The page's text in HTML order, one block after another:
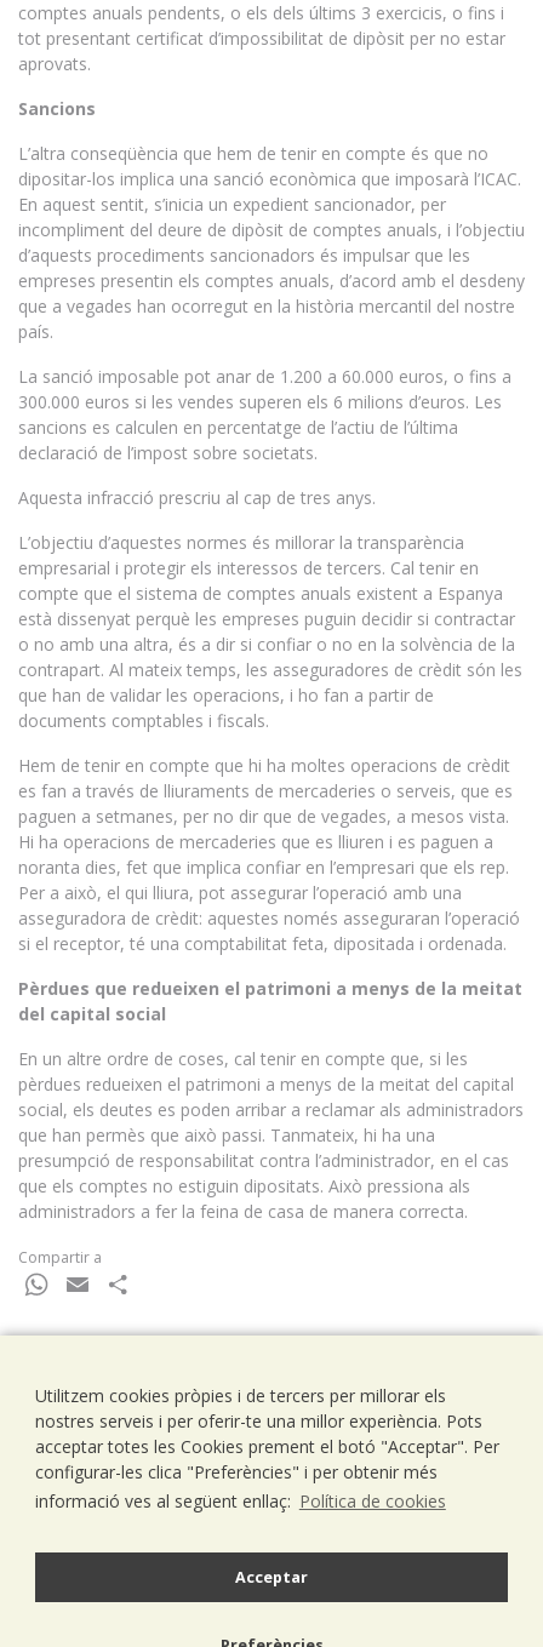
comptes anuals pendents, o els dels últims 3 exercicis, o fins i
tot presentant certificat d’impossibilitat de dipòsit per no estar
aprovats.
Sancions
L’altra conseqüència que hem de tenir en compte és que no
dipositar-los implica una sanció econòmica que imposarà l’ICAC.
En aquest sentit, s’inicia un expedient sancionador, per
incompliment del deure de dipòsit de comptes anuals, i l’objectiu
d’aquests procediments sancionadors és impulsar que les
empreses presentin els comptes anuals, d’acord amb el desdeny
que a vegades han ocorregut en la història mercantil del nostre
país.
La sanció imposable pot anar de 1.200 a 60.000 euros, o fins a
300.000 euros si les vendes superen els 6 milions d’euros. Les
sancions es calculen en percentatge de l’actiu de l’última
declaració de l’impost sobre societats.
Aquesta infracció prescriu al cap de tres anys.
L’objectiu d’aquestes normes és millorar la transparència
empresarial i protegir els interessos de tercers. Cal tenir en
compte que el sistema de comptes anuals existent a Espanya
està dissenyat perquè les empreses puguin decidir si contractar
o no amb una altra, és a dir si confiar o no en la solvència de la
contrapart. Al mateix temps, les asseguradores de crèdit són les
que han de validar les operacions, i ho fan a partir de
documents comptables i fiscals.
Hem de tenir en compte que hi ha moltes operacions de crèdit
es fan a través de lliuraments de mercaderies o serveis, que es
paguen a setmanes, per no dir que de vegades, a mesos vista.
Hi ha operacions de mercaderies que es lliuren i es paguen a
noranta dies, fet que implica confiar en l’empresari que els rep.
Per a això, el qui lliura, pot assegurar l’operació amb una
asseguradora de crèdit: aquestes només asseguraran l’operació
si el receptor, té una comptabilitat feta, dipositada i ordenada.
Pèrdues que redueixen el patrimoni a menys de la meitat
del capital social
En un altre ordre de coses, cal tenir en compte que, si les
pèrdues redueixen el patrimoni a menys de la meitat del capital
social, els deutes es poden arribar a reclamar als administradors
que han permès que això passi. Tanmateix, hi ha una
presumpció de responsabilitat contra l’administrador, en el cas
que els comptes no estiguin dipositats. Això pressiona als
administradors a fer la feina de casa de manera correcta.
Compartir a
WhatsApp
Email
Ramells Ramoneda
Assessors - Consultors
C/ Balmes 203, 1º 1ª
08006 Barcelona
T..93 238 79 26
Utilitzem cookies pròpies i de tercers per millorar els
nostres serveis i per oferir-te una millor experiència. Pots
acceptar totes les Cookies prement el botó "Acceptar". Per
configurar-les clica "Preferències" i per obtenir més
informació ves al següent enllaç: Política de cookies
Acceptar